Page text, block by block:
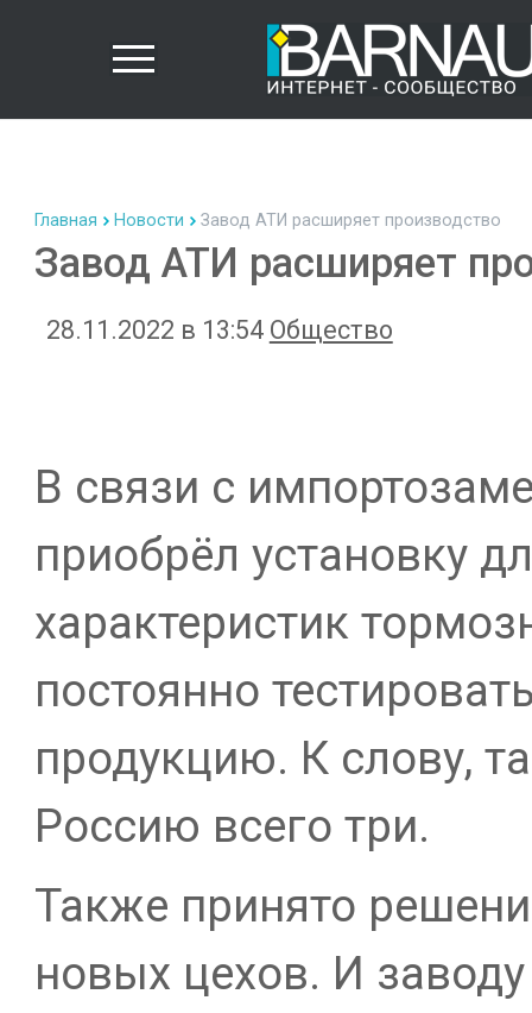
Главная Новости Завод АТИ расширяет производство
Завод АТИ расширяет
28.11.2022 в 13:54 Общество
В связи с
приобрёл установку
характеристик
постоянно
продукцию. К слову,
Россию всего три.
Также принято
новых цехов. И